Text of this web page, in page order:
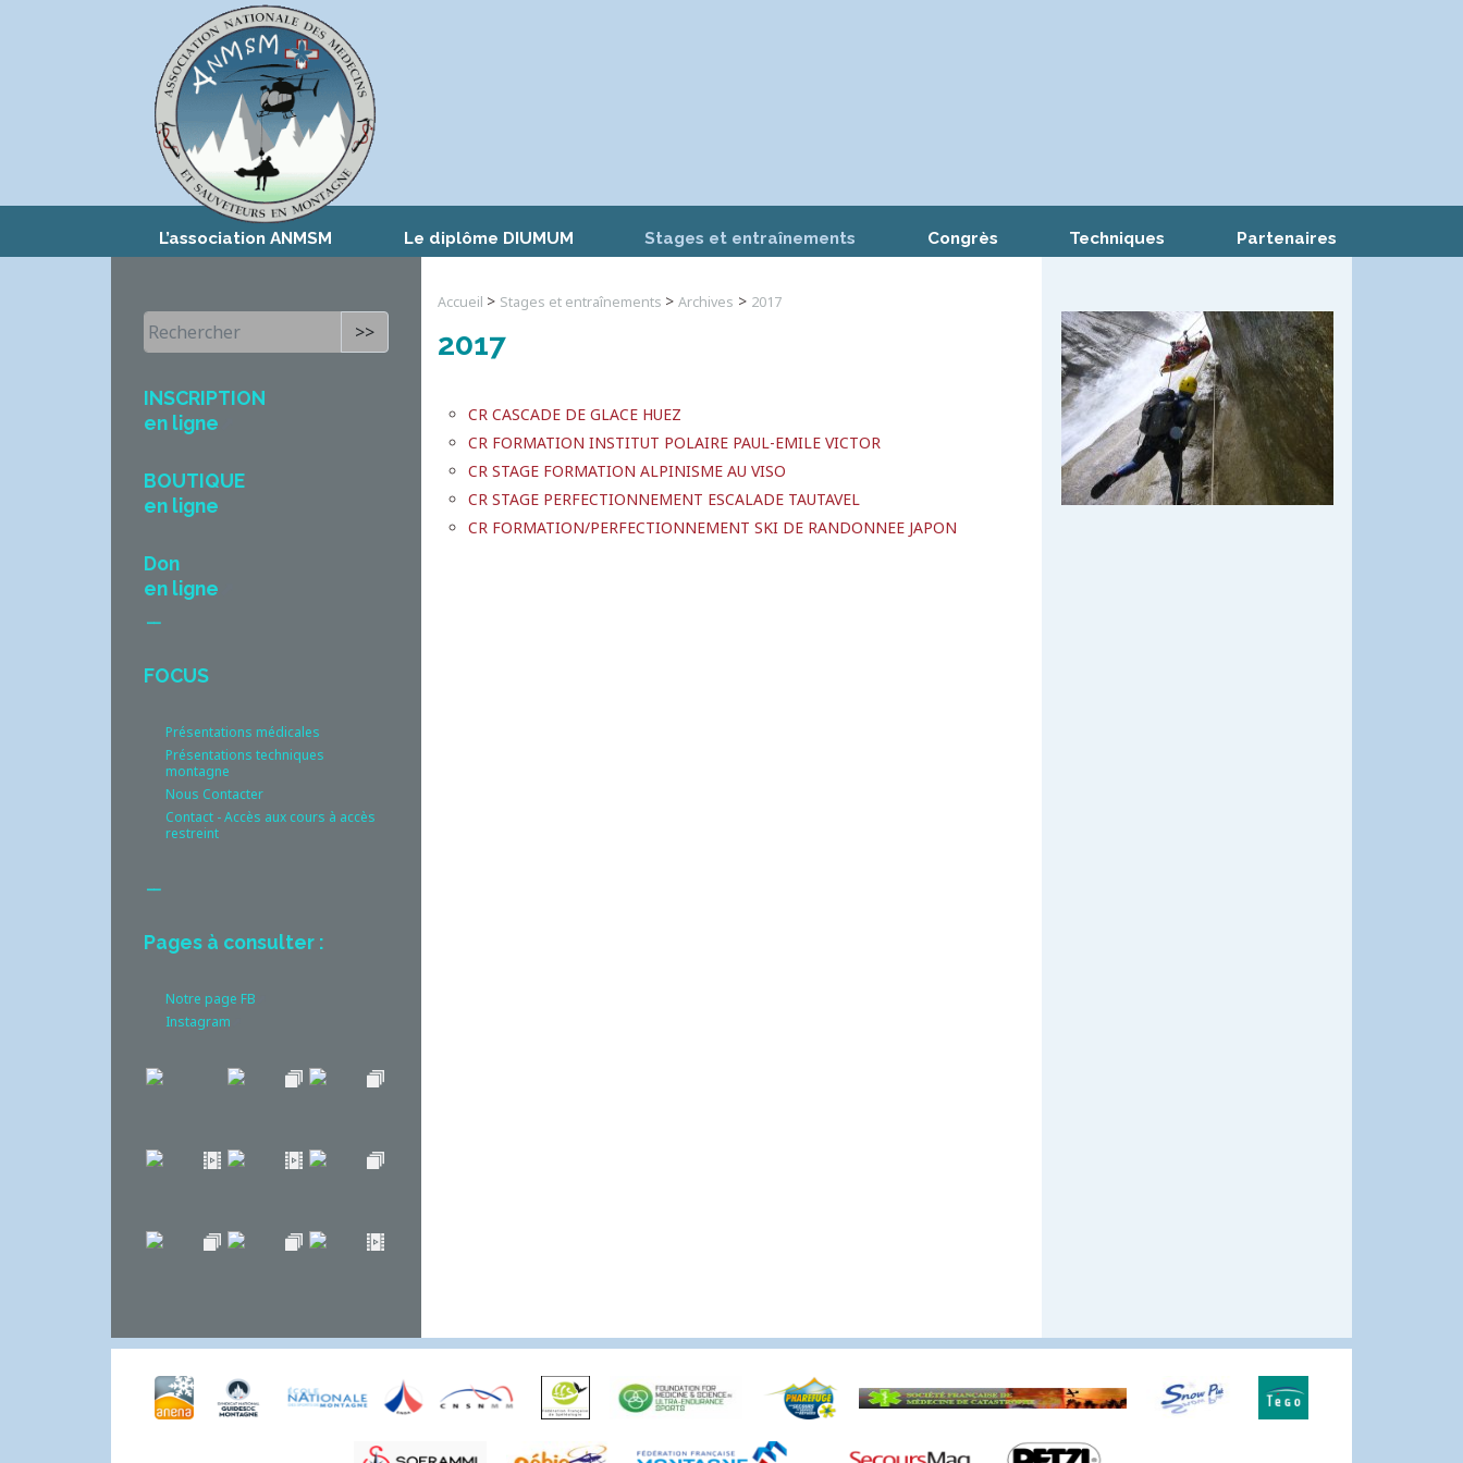
L’association ANMSM Le diplôme DIUMUM Stages et entraînements Congrès Techniques Partenaires
>>
INSCRIPTION
en ligne
BOUTIQUE
en ligne
Don
en ligne
FOCUS
Présentations médicales
Présentations techniques
montagne
Nous Contacter
Contact - Accès aux cours à accès
restreint
Pages à consulter :
Notre page FB
Instagram
Accueil > Stages et entraînements > Archives > 2017
2017
CR CASCADE DE GLACE HUEZ
CR FORMATION INSTITUT POLAIRE PAUL-EMILE VICTOR
CR STAGE FORMATION ALPINISME AU VISO
CR STAGE PERFECTIONNEMENT ESCALADE TAUTAVEL
CR FORMATION/PERFECTIONNEMENT SKI DE RANDONNEE JAPON